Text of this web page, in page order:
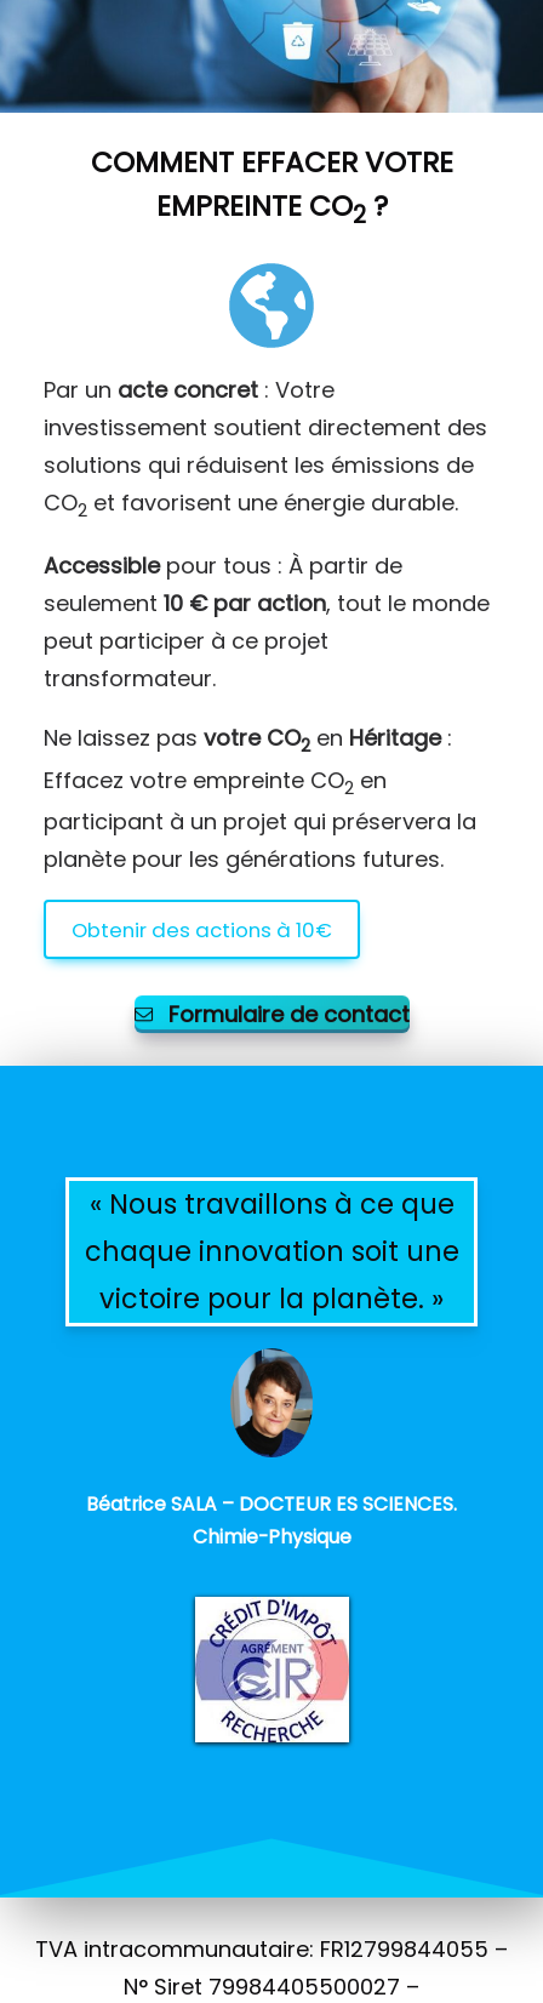
COMMENT EFFACER VOTRE
EMPREINTE CO2?
Par un acte concret: Votre
investissement soutient directement des
solutions qui réduisent les émissions de
CO2 et favorisent une énergie durable.
Accessiblepour tous : À partir de
seulement 10 € par action, tout le monde
peut participer à ce projet
transformateur.
Ne laissez pas votre CO2en Héritage:
Effacez votre empreinte CO2 en
participant à un projet qui préservera la
planète pour les générations futures.
Obtenir des actions à 10€
Formulaire de contact
« Nous travaillons à ce que
chaque innovation soit une
victoire pour la planète. »
Béatrice SALA – DOCTEUR ES SCIENCES.
Chimie-Physique
TVA intracommunautaire: FR12799844055 –
N° Siret 79984405500027 –